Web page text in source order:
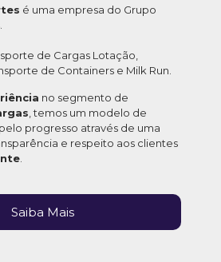
é uma empresa do Grupo
de Cargas Lotação,
de Containers e Milk Run.
no segmento de
, temos um modelo de
progresso através de uma
e respeito aos clientes
Saiba Mais